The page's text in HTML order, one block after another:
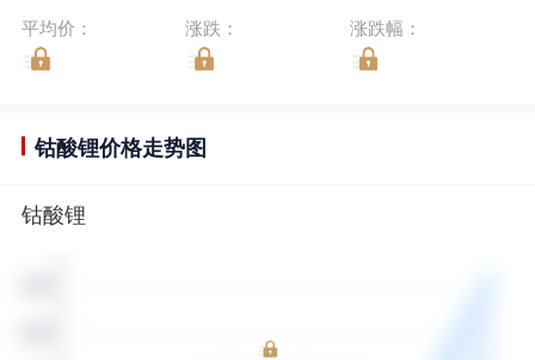
平均价： 涨跌： 涨跌幅：
钴酸锂价格走势图
钴酸锂